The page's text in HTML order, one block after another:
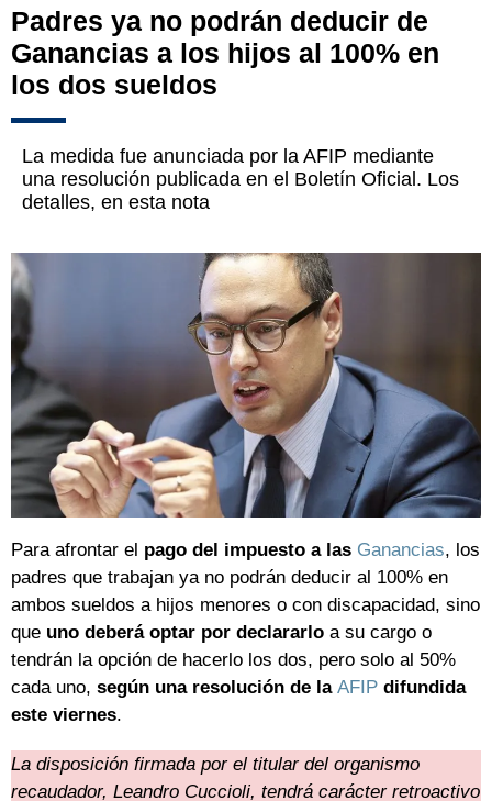
Padres ya no podrán deducir de
Ganancias a los hijos al 100% en
los dos sueldos
La medida fue anunciada por la AFIP mediante
una resolución publicada en el Boletín Oficial. Los
detalles, en esta nota
Para afrontar el pago del impuesto a las Ganancias, los
padres que trabajan ya no podrán deducir al 100% en
ambos sueldos a hijos menores o con discapacidad, sino
que uno deberá optar por declararlo a su cargo o
tendrán la opción de hacerlo los dos, pero solo al 50%
cada uno, según una resolución de la AFIP difundida
este viernes.
La disposición firmada por el titular del organismo
recaudador, Leandro Cuccioli, tendrá carácter retroactivo